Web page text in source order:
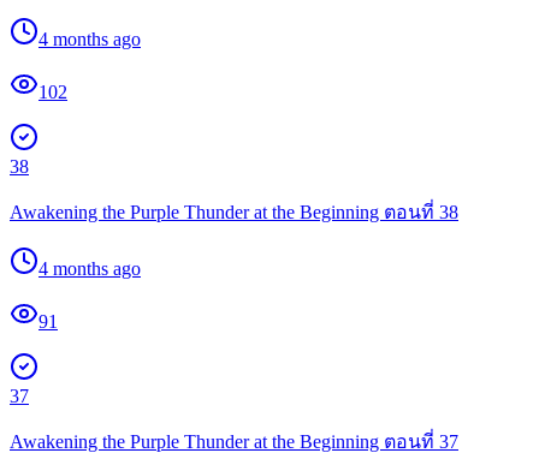
4 months ago
102
38
Awakening the Purple Thunder at the Beginning ตอนที่ 38
4 months ago
91
37
Awakening the Purple Thunder at the Beginning ตอนที่ 37